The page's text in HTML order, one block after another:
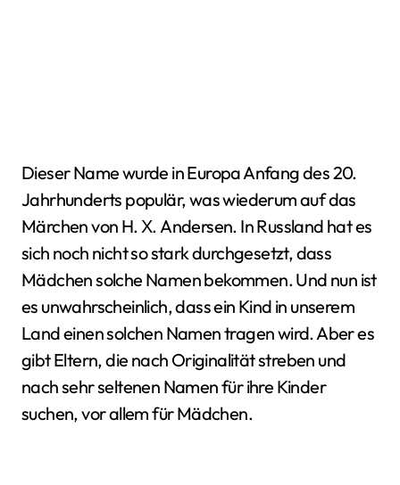
Dieser Name wurde in Europa Anfang des 20.
Jahrhunderts populär, was wiederum auf das
Märchen von H. Х. Andersen. In Russland hat es
sich noch nicht so stark durchgesetzt, dass
Mädchen solche Namen bekommen. Und nun ist
es unwahrscheinlich, dass ein Kind in unserem
Land einen solchen Namen tragen wird. Aber es
gibt Eltern, die nach Originalität streben und
nach sehr seltenen Namen für ihre Kinder
suchen, vor allem für Mädchen.